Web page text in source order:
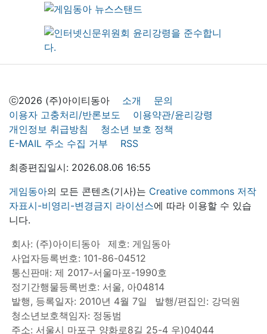
ⓒ2026 (주)아이티동아 소개
문의
이용자 고충처리/반론보도
이용약관/윤리강령
개인정보 취급방침
청소년 보호 정책
E-MAIL 주소 수집 거부
RSS
최종편집일시: 2026.08.06 16:55
게임동아의 모든 콘텐츠(기사)는 Creative commons 저작
자표시-비영리-변경금지 라이선스에 따라 이용할 수 있습
니다.
회사: (주)아이티동아
제호: 게임동아
사업자등록번호: 101-86-04512
통신판매: 제 2017-서울마포-1990호
정기간행물등록번호: 서울, 아04814
발행, 등록일자: 2010년 4월 7일
발행/편집인: 강덕원
청소년보호책임자: 정동범
주소: 서울시 마포구 양화로8길 25-4 우)04044